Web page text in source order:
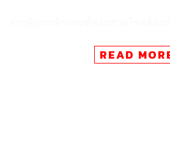
เฝ้าระวังสะสมทั้งหมด 595 ราย คัดกร
ราย มารับการรักษาที่โรงพยาบาลเอง
READ